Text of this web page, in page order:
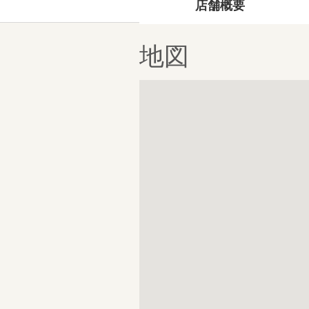
店舗概要
地図